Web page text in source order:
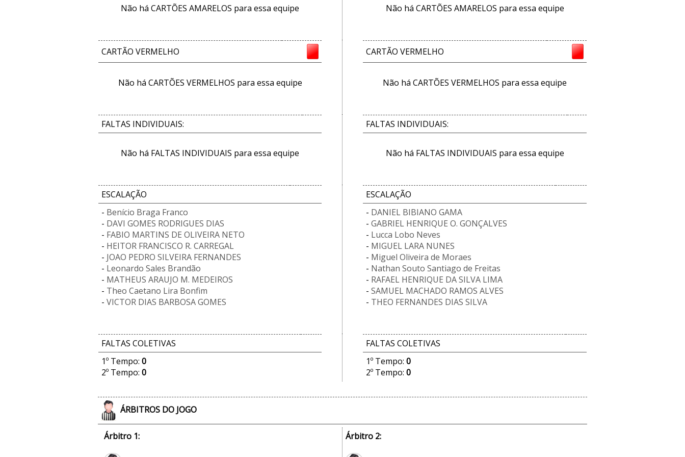
Não há CARTÕES AMARELOS para essa equipe Não há CARTÕES AMARELOS para essa equipe
CARTÃO VERMELHO
Não há CARTÕES VERMELHOS para essa equipe
CARTÃO VERMELHO
Não há CARTÕES VERMELHOS para essa equipe
FALTAS INDIVIDUAIS:
Não há FALTAS INDIVIDUAIS para essa equipe
FALTAS INDIVIDUAIS:
Não há FALTAS INDIVIDUAIS para essa equipe
ESCALAÇÃO
- Benício Braga Franco
- DAVI GOMES RODRIGUES DIAS
- FABIO MARTINS DE OLIVEIRA NETO
- HEITOR FRANCISCO R. CARREGAL
- JOAO PEDRO SILVEIRA FERNANDES
- Leonardo Sales Brandão
- MATHEUS ARAUJO M. MEDEIROS
- Theo Caetano Lira Bonfim
- VICTOR DIAS BARBOSA GOMES
ESCALAÇÃO
- DANIEL BIBIANO GAMA
- GABRIEL HENRIQUE O. GONÇALVES
- Lucca Lobo Neves
- MIGUEL LARA NUNES
- Miguel Oliveira de Moraes
- Nathan Souto Santiago de Freitas
- RAFAEL HENRIQUE DA SILVA LIMA
- SAMUEL MACHADO RAMOS ALVES
- THEO FERNANDES DIAS SILVA
FALTAS COLETIVAS
1º Tempo: 0
2º Tempo: 0
FALTAS COLETIVAS
1º Tempo: 0
2º Tempo: 0
ÁRBITROS DO JOGO
Árbitro 1: Árbitro 2: